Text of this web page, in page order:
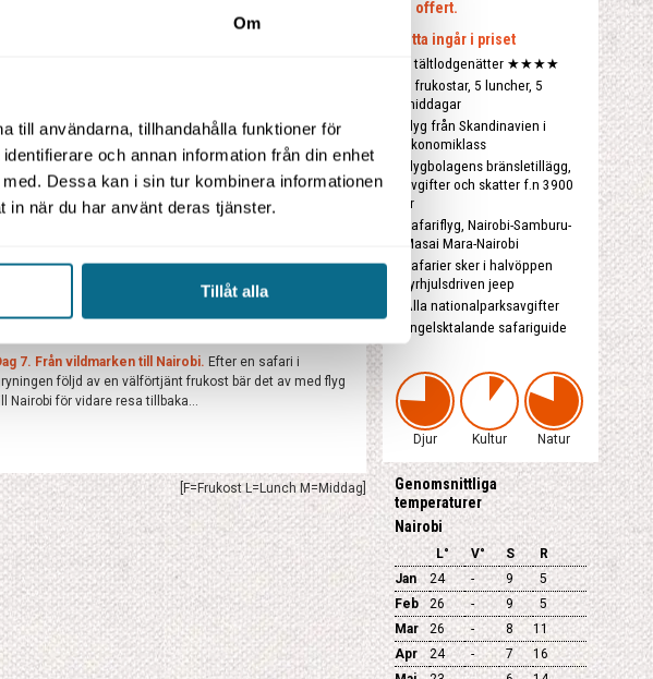
Om
till användarna, tillhandahålla funktioner för
och annan information från din enhet
Dessa kan i sin tur kombinera informationen
in när du har använt deras tjänster.
Tillåt alla
Nu väntar två dagar fyllda av
7. Från vildmarken till Nairobi. Efter en safari i
följd av en välförtjänt frukost bär det av med flyg
Nairobi för vidare resa tillbaka...
[F=Frukost L=Lunch M=Middag]
en offert.
Detta ingår i priset
5 tältlodgenätter ★★★★
5 frukostar, 5 luncher, 5
middagar
Flyg från Skandinavien i
ekonomiklass
Flygbolagens bränsletillägg,
avgifter och skatter f.n 3900
kr
Safariflyg, Nairobi-Samburu-
Masai Mara-Nairobi
Safarier sker i halvöppen
fyrhjulsdriven jeep
Alla nationalparksavgifter
Engelsktalande safariguide
Djur Kultur Natur
Genomsnittliga
temperaturer
Nairobi
L° V° S
R
Jan
24 - 9
5
Feb
26 - 9
5
Mar
26 - 8
11
Apr
24 - 7
16
XClose